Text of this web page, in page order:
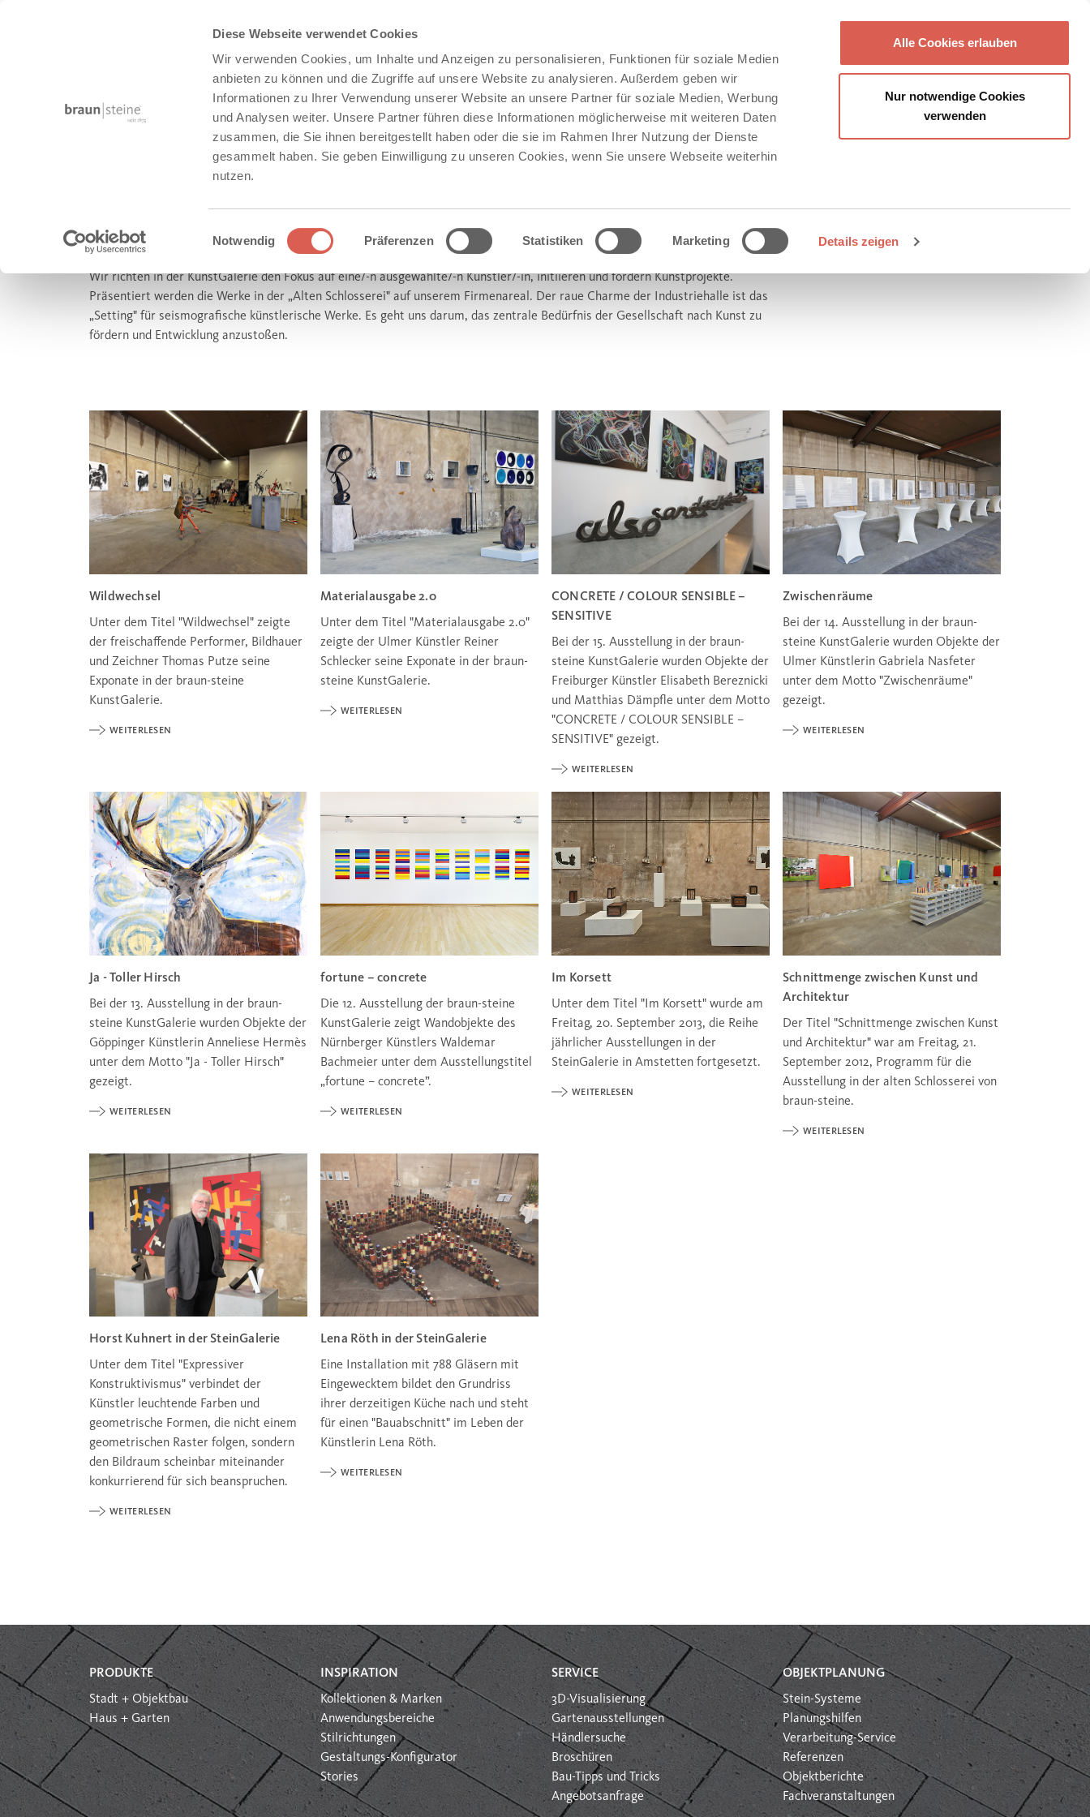
Diese Webseite verwendet Cookies
Wir verwenden Cookies, um Inhalte und Anzeigen zu personalisieren, Funktionen für soziale Medien
anbieten zu können und die Zugriffe auf unsere Website zu analysieren. Außerdem geben wir
Informationen zu Ihrer Verwendung unserer Website an unsere Partner für soziale Medien, Werbung
und Analysen weiter. Unsere Partner führen diese Informationen möglicherweise mit weiteren Daten
zusammen, die Sie ihnen bereitgestellt haben oder die sie im Rahmen Ihrer Nutzung der Dienste
gesammelt haben. Sie geben Einwilligung zu unseren Cookies, wenn Sie unsere Webseite weiterhin
nutzen.
Einwilligungsauswahl
Notwendig Präferenzen Statistiken Marketing Details zeigen
Alle Cookies erlauben
Nur notwendige Cookies
verwenden
KUNSTGALERIE
Wir richten in der KunstGalerie den Fokus auf eine/-n ausgewählte/-n Künstler/-in, initiieren und fördern Kunstprojekte.
Präsentiert werden die Werke in der „Alten Schlosserei" auf unserem Firmenareal. Der raue Charme der Industriehalle ist das
„Setting" für seismografische künstlerische Werke. Es geht uns darum, das zentrale Bedürfnis der Gesellschaft nach Kunst zu
fördern und Entwicklung anzustoßen.
Wildwechsel
Unter dem Titel "Wildwechsel" zeigte
der freischaffende Performer, Bildhauer
und Zeichner Thomas Putze seine
Exponate in der braun-steine
KunstGalerie.
WEITERLESEN
Materialausgabe 2.0
Unter dem Titel "Materialausgabe 2.0"
zeigte der Ulmer Künstler Reiner
Schlecker seine Exponate in der braun-
steine KunstGalerie.
WEITERLESEN
CONCRETE / COLOUR SENSIBLE –
SENSITIVE
Bei der 15. Ausstellung in der braun-
steine KunstGalerie wurden Objekte der
Freiburger Künstler Elisabeth Bereznicki
und Matthias Dämpfle unter dem Motto
"CONCRETE / COLOUR SENSIBLE –
SENSITIVE" gezeigt.
WEITERLESEN
Zwischenräume
Bei der 14. Ausstellung in der braun-
steine KunstGalerie wurden Objekte der
Ulmer Künstlerin Gabriela Nasfeter
unter dem Motto "Zwischenräume"
gezeigt.
WEITERLESEN
Ja - Toller Hirsch
Bei der 13. Ausstellung in der braun-
steine KunstGalerie wurden Objekte der
Göppinger Künstlerin Anneliese Hermès
unter dem Motto "Ja - Toller Hirsch"
gezeigt.
WEITERLESEN
fortune – concrete
Die 12. Ausstellung der braun-steine
KunstGalerie zeigt Wandobjekte des
Nürnberger Künstlers Waldemar
Bachmeier unter dem Ausstellungstitel
„fortune – concrete”.
WEITERLESEN
Im Korsett
Unter dem Titel "Im Korsett" wurde am
Freitag, 20. September 2013, die Reihe
jährlicher Ausstellungen in der
SteinGalerie in Amstetten fortgesetzt.
WEITERLESEN
Schnittmenge zwischen Kunst und
Architektur
Der Titel "Schnittmenge zwischen Kunst
und Architektur" war am Freitag, 21.
September 2012, Programm für die
Ausstellung in der alten Schlosserei von
braun-steine.
WEITERLESEN
Horst Kuhnert in der SteinGalerie
Unter dem Titel "Expressiver
Konstruktivismus" verbindet der
Künstler leuchtende Farben und
geometrische Formen, die nicht einem
geometrischen Raster folgen, sondern
den Bildraum scheinbar miteinander
konkurrierend für sich beanspruchen.
WEITERLESEN
Lena Röth in der SteinGalerie
Eine Installation mit 788 Gläsern mit
Eingewecktem bildet den Grundriss
ihrer derzeitigen Küche nach und steht
für einen "Bauabschnitt" im Leben der
Künstlerin Lena Röth.
WEITERLESEN
PRODUKTE
Stadt + Objektbau
Haus + Garten
INSPIRATION
Kollektionen & Marken
Anwendungsbereiche
Stilrichtungen
Gestaltungs-Konfigurator
Stories
SERVICE
3D-Visualisierung
Gartenausstellungen
Händlersuche
Broschüren
Bau-Tipps und Tricks
Angebotsanfrage
OBJEKTPLANUNG
Stein-Systeme
Planungshilfen
Verarbeitung-Service
Referenzen
Objektberichte
Fachveranstaltungen